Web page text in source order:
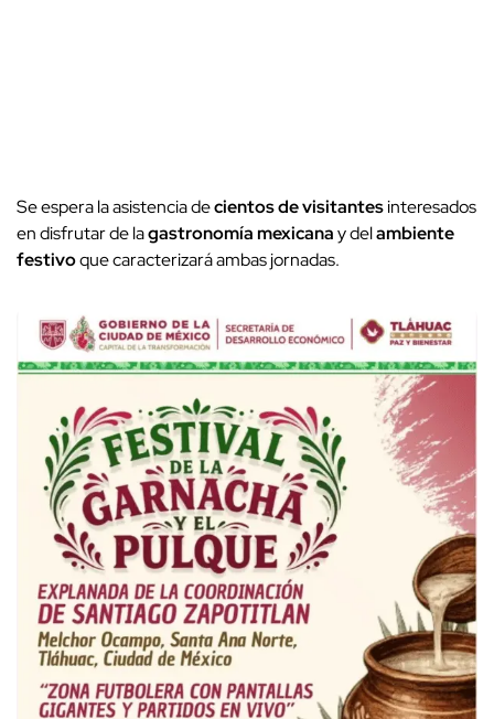
Se espera la asistencia decientos de visitantesinteresados
en disfrutar de lagastronomía mexicanay delambiente
festivoque caracterizará ambas jornadas.